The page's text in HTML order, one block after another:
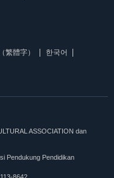
繁體字）
한국어
ASSOCIATION dan
Pendukung Pendidikan